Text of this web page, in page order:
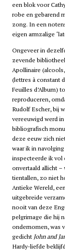
een blok voor
robe en gebarend
zong. In een
eigen armzalige
Ongeveer in
zevende
Apollinaire (alcools
(lettres à constant
Feuilles d’Album)
reproduceren,
Rudolf Escher, bij
vereeuwigd werd in
bibliografisch
deze eeuw zich
waar ik in
inspecteerde ik vol
onvertaald allicht –
tientallen, zo niet
Antieke Wereld,
uitgebreide
nooit van deze
pelgrimage die hij
ondernomen, was
gedicht John and
Hardy-liefde